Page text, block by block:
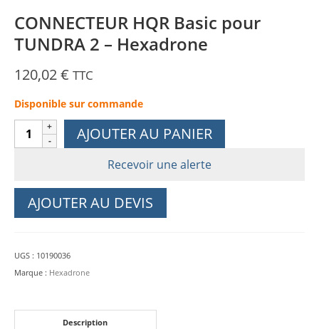
CONNECTEUR HQR Basic pour
TUNDRA 2 – Hexadrone
120,02€ TTC
Disponible sur commande
quantité
de
Basic
pour
-
Hexadrone
AJOUTER AU PANIER
Recevoir une alerte
AJOUTER AU DEVIS
UGS : 10190036
Marque : Hexadrone
Description